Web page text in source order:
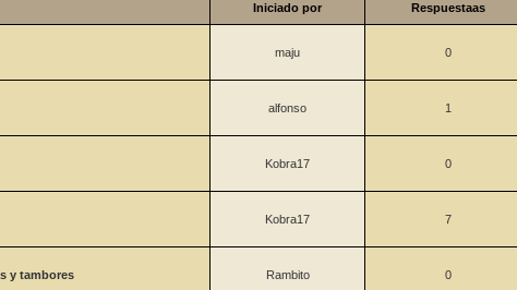
Iniciado por Respuestaas
maju 0
alfonso 1
Kobra17 0
Kobra17 7
y tambores Rambito 0